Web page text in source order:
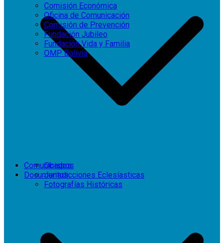
Comisión Económica
Oficina de Comunicación
Comisión de Prevención
Fundación Jubileo
Fundación Vida y Familia
OMP Bolivia
Obispos
Jurisdicciones Eclesíasticas
Fotografías Históricas
Comunicados
Documentos